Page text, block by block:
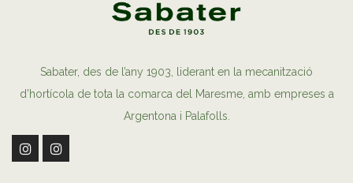
Sabater, des de l’any 1903, liderant en la mecanització
d’hortícola de tota la comarca del Maresme, amb empreses a
Argentona i Palafolls.